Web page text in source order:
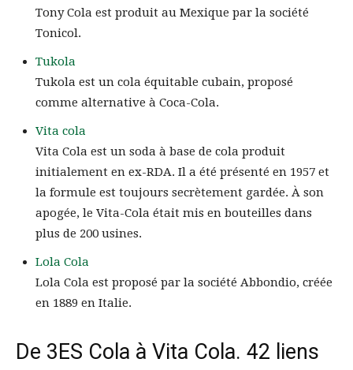
Tony Cola est produit au Mexique par la société
Tonicol.
Tukola
Tukola est un cola équitable cubain, proposé
comme alternative à Coca-Cola.
Vita cola
Vita Cola est un soda à base de cola produit
initialement en ex-RDA. Il a été présenté en 1957 et
la formule est toujours secrètement gardée. À son
apogée, le Vita-Cola était mis en bouteilles dans
plus de 200 usines.
Lola Cola
Lola Cola est proposé par la société Abbondio, créée
en 1889 en Italie.
De 3ES Cola à Vita Cola. 42 liens